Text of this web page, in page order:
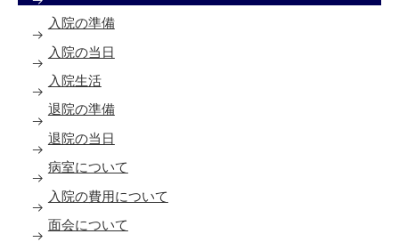
入院の準備
入院の当日
入院生活
退院の準備
退院の当日
病室について
入院の費用について
面会について